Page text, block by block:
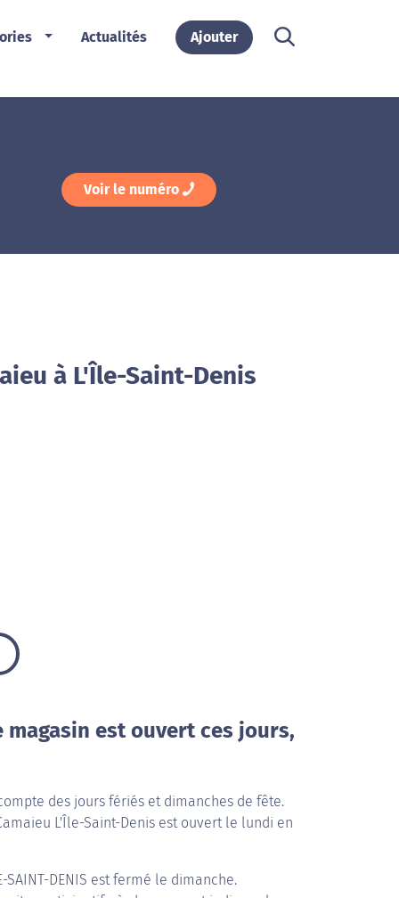
Actualités Ajouter
Voir le numéro
à L'Île-Saint-Denis
est ouvert ces jours,
des jours fériés et dimanches de fête.
L'Île-Saint-Denis est ouvert le lundi en
SAINT-DENIS est fermé le dimanche.